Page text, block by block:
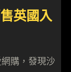
英國入
購，發現沙